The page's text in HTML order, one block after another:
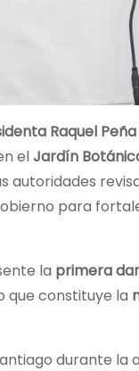
Raquel Peña
elJardín
autoridades
para
la primera
que constituye la
durante